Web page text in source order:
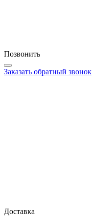
Позвонить
Заказать обратный звонок
Доставка